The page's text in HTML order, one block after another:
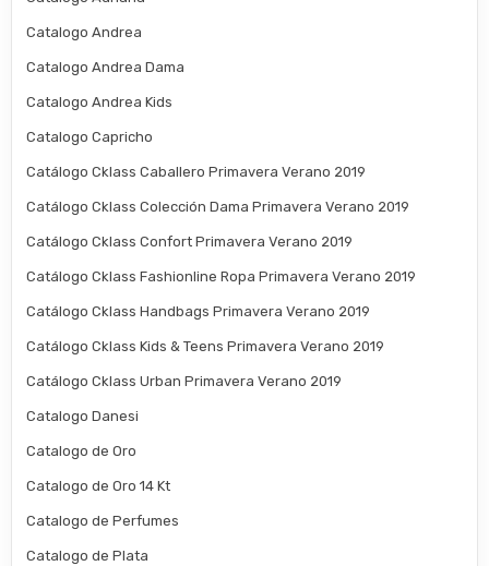
Catalogo Andrea
Catalogo Andrea Dama
Catalogo Andrea Kids
Catalogo Capricho
Catálogo Cklass Caballero Primavera Verano 2019
Catálogo Cklass Colección Dama Primavera Verano 2019
Catálogo Cklass Confort Primavera Verano 2019
Catálogo Cklass Fashionline Ropa Primavera Verano 2019
Catálogo Cklass Handbags Primavera Verano 2019
Catálogo Cklass Kids & Teens Primavera Verano 2019
Catálogo Cklass Urban Primavera Verano 2019
Catalogo Danesi
Catalogo de Oro
Catalogo de Oro 14 Kt
Catalogo de Perfumes
Catalogo de Plata